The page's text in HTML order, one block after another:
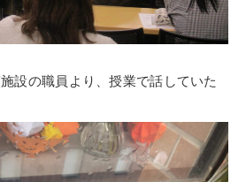
設の職員より、授業で話していた